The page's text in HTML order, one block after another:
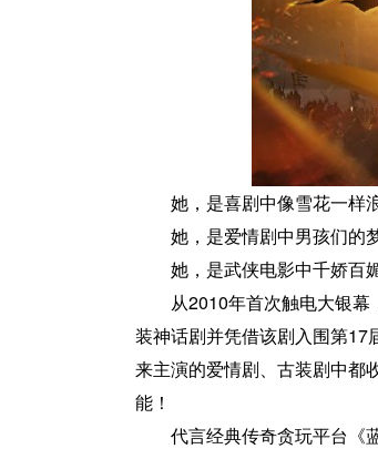
她，是喜剧中像雪花一样
她，是爱情剧中男孩们的
她，是武侠电影中千娇百
从2010年首次触电大银
装神话剧并凭借该剧入围第17
来主演的爱情剧、古装剧中都
能！
代言经典传奇贪玩平台《